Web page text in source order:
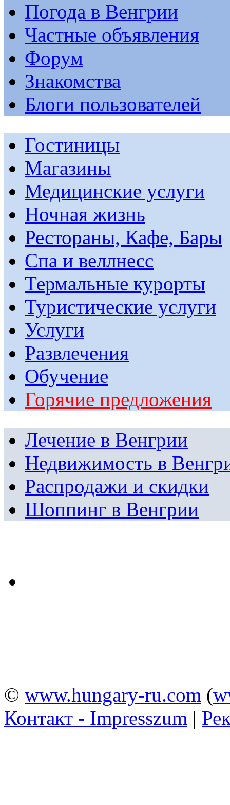
Погода в Венгрии
Частные объявления
Форум
Знакомства
Блоги пользователей
Гостиницы
Магазины
Медицинские услуги
Ночная жизнь
Рестораны, Кафе, Бары
Спа и веллнесс
Термальные курорты
Туристические услуги
Услуги
Развлечения
Обучение
Горячие предложения
Лечение в Венгрии
Недвижимость в
Распродажи и скидки
Шоппинг в Венгрии
© www.hungary-ru.com (
Контакт - Impresszum |